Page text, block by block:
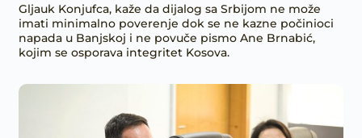
Gljauk Konjufca, kaže da dijalog sa Srbijom ne može
imati minimalno poverenje dok se ne kazne počinioci
napada u Banjskoj i ne povuče pismo Ane Brnabić,
kojim se osporava integritet Kosova.